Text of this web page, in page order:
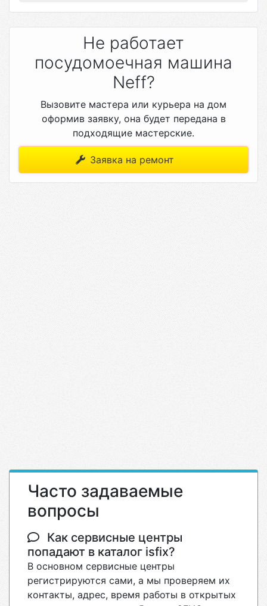
Не работает
посудомоечная машина
Neff?
Вызовите мастера или курьера на дом
оформив заявку, она будет передана в
подходящие мастерские.
Заявка на ремонт
Часто задаваемые
вопросы
Как сервисные центры
попадают в каталог isfix?
В основном сервисные центры
регистрируются сами, а мы проверяем их
контакты, адрес, время работы в открытых